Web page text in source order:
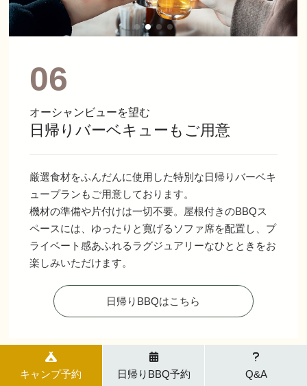
06
オーシャンビューを望む
日帰りバーベキューもご用意
厳選食材をふんだんに使用した特別な日帰りバーベキ
ュープランもご用意しております。
機材の準備や片付けは一切不要。屋根付きのBBQス
ペースには、ゆったりと寛げるソファ席を配置し、プ
ライベート感あふれるラグジュアリーなひとときをお
楽しみいただけます。
日帰りBBQはこちら
キャンプ予約 日帰りBBQ予約 Q&A